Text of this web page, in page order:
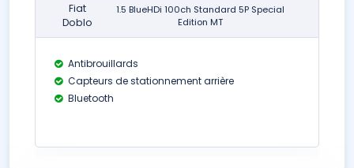
Fiat
Doblo
1.5 BlueHDi 100ch Standard 5P Special
Edition MT
Antibrouillards
Capteurs de stationnement arrière
Bluetooth